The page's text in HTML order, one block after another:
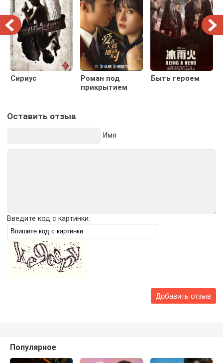
Сириус
Роман под
прикрытием
Быть героем
Оставить отзыв
Имя
Введите код с картинки:
Популярное